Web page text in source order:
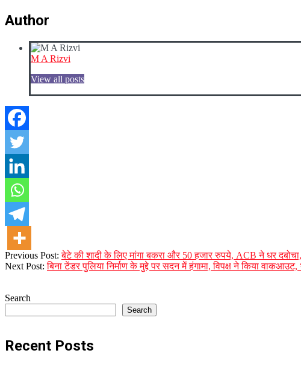
Author
M A Rizvi
View all posts
2024-
12-
Previous Post:बेटे की शादी के लिए मांगा बकरा और 50 हजार रुपये, ACB ने धर
Next Post:बिना टेंडर पुलिया निर्माण के मुद्दे पर सदन में हंगामा, विपक्ष ने किया
Search
Search
Recent Posts